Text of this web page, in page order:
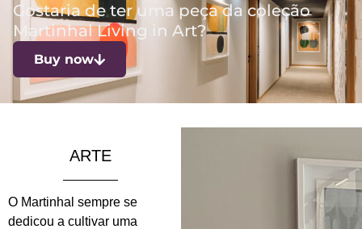
Gostaria de ter uma peça da coleção
Martinhal Living in Art?
Buy now
ARTE
O Martinhal sempre se
dedicou a cultivar uma